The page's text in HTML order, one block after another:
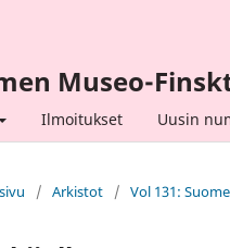
Museo-
Ilmoitukset Uusin
/ Arkistot / Vol 131: